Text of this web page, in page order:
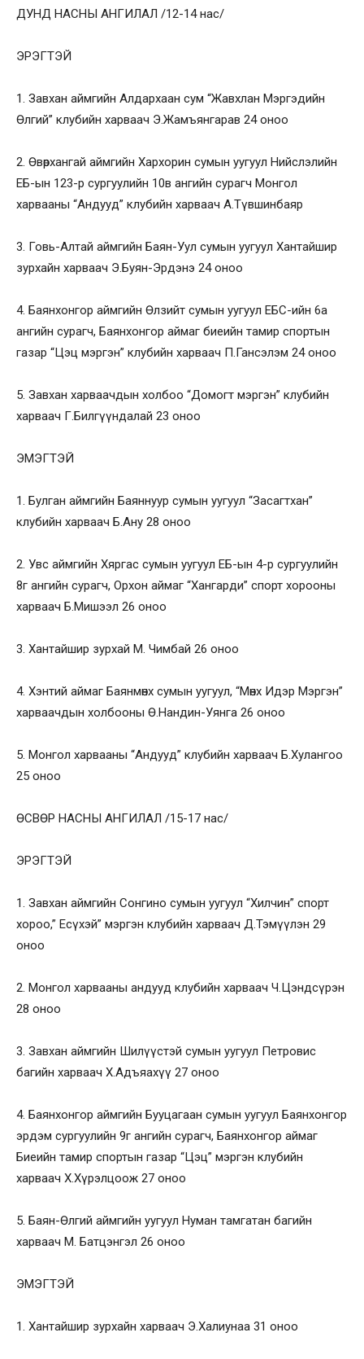
ДУНД НАСНЫ АНГИЛАЛ /12-14 нас/
ЭРЭГТЭЙ
1. Завхан аймгийн Алдархаан сум “Жавхлан Мэргэдийн
Өлгий” клубийн харваач Э.Жамъянгарав 24 оноо
2. Өвөрхангай аймгийн Хархорин сумын уугуул Нийслэлийн
ЕБ-ын 123-р сургуулийн 10в ангийн сурагч Монгол
харвааны “Андууд” клубийн харваач А.Түвшинбаяр
3. Говь-Алтай аймгийн Баян-Уул сумын уугуул Хантайшир
зурхайн харваач Э.Буян-Эрдэнэ 24 оноо
4. Баянхонгор аймгийн Өлзийт сумын уугуул ЕБС-ийн 6а
ангийн сурагч, Баянхонгор аймаг биеийн тамир спортын
газар “Цэц мэргэн” клубийн харваач П.Гансэлэм 24 оноо
5. Завхан харваачдын холбоо “Домогт мэргэн” клубийн
харваач Г.Билгүүндалай 23 оноо
ЭМЭГТЭЙ
1. Булган аймгийн Баяннуур сумын уугуул “Засагтхан”
клубийн харваач Б.Ану 28 оноо
2. Увс аймгийн Хяргас сумын уугуул ЕБ-ын 4-р сургуулийн
8г ангийн сурагч, Орхон аймаг “Хангарди” спорт хорооны
харваач Б.Мишээл 26 оноо
3. Хантайшир зурхай М. Чимбай 26 оноо
4. Хэнтий аймаг Баянмөнх сумын уугуул, “Мөнх Идэр Мэргэн”
харваачдын холбооны Ө.Нандин-Уянга 26 оноо
5. Монгол харвааны “Андууд” клубийн харваач Б.Хулангоо
25 оноо
ӨСВӨР НАСНЫ АНГИЛАЛ /15-17 нас/
ЭРЭГТЭЙ
1. Завхан аймгийн Сонгино сумын уугуул “Хилчин” спорт
хороо,” Есүхэй” мэргэн клубийн харваач Д.Тэмүүлэн 29
оноо
2. Монгол харвааны андууд клубийн харваач Ч.Цэндсүрэн
28 оноо
3. Завхан аймгийн Шилүүстэй сумын уугуул Петровис
багийн харваач Х.Адъяахүү 27 оноо
4. Баянхонгор аймгийн Бууцагаан сумын уугуул Баянхонгор
эрдэм сургуулийн 9г ангийн сурагч, Баянхонгор аймаг
Биеийн тамир спортын газар “Цэц” мэргэн клубийн
харваач Х.Хүрэлцоож 27 оноо
5. Баян-Өлгий аймгийн уугуул Нуман тамгатан багийн
харваач М. Батцэнгэл 26 оноо
ЭМЭГТЭЙ
1. Хантайшир зурхайн харваач Э.Халиунаа 31 оноо